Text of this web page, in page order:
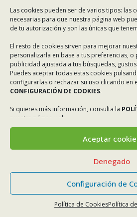
Las cookies pueden ser de varios tipos: las
necesarias para que nuestra página web
de tu autorización y son las únicas que
El resto de cookies sirven para mejorar
personalizarla en base a tus preferencias,
publicidad ajustada a tus búsquedas,
Puedes aceptar todas estas cookies
configurarlas o rechazar su uso clicando en
CONFIGURACIÓN DE COOKIES.
Si quieres más información, consulta la
nuestra página web.
Aceptar
Denegado
Configuración de
Política de CookiesPolítica